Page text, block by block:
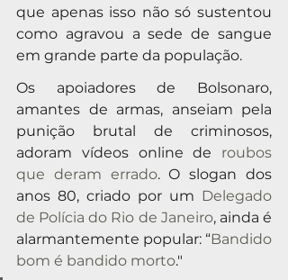
que apenas isso não só sustentou
como agravou a sede de sangue
em grande parte da população.
Os apoiadores de Bolsonaro,
amantes de armas, anseiam pela
punição brutal de criminosos,
adoram vídeos online de roubos
que deram errado. O slogan dos
anos 80, criado por um Delegado
de Polícia do Rio de Janeiro, ainda é
alarmantemente popular: “Bandido
bom é bandido morto."